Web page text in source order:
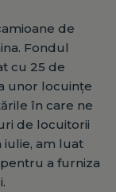
de
Fondul
cu 25 de
unor locuințe
în care ne
de locuitorii
iulie, am luat
a furniza